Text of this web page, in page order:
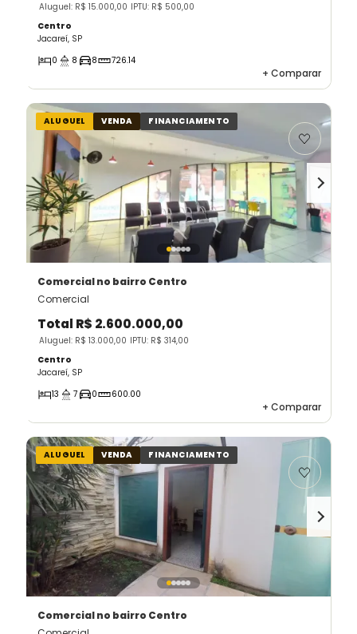
Aluguel: R$ 15.000,00 IPTU: R$ 500,00
Centro
Jacareí, SP
0
8 8 726.14
+ Comparar
ALUGUEL VENDA FINANCIAMENTO
Comercialno bairro Centro
Comercial
Total R$ 2.600.000,00
Aluguel: R$ 13.000,00 IPTU: R$ 314,00
Centro
Jacareí, SP
13
7 0 600.00
+ Comparar
ALUGUEL VENDA FINANCIAMENTO
Comercialno bairro Centro